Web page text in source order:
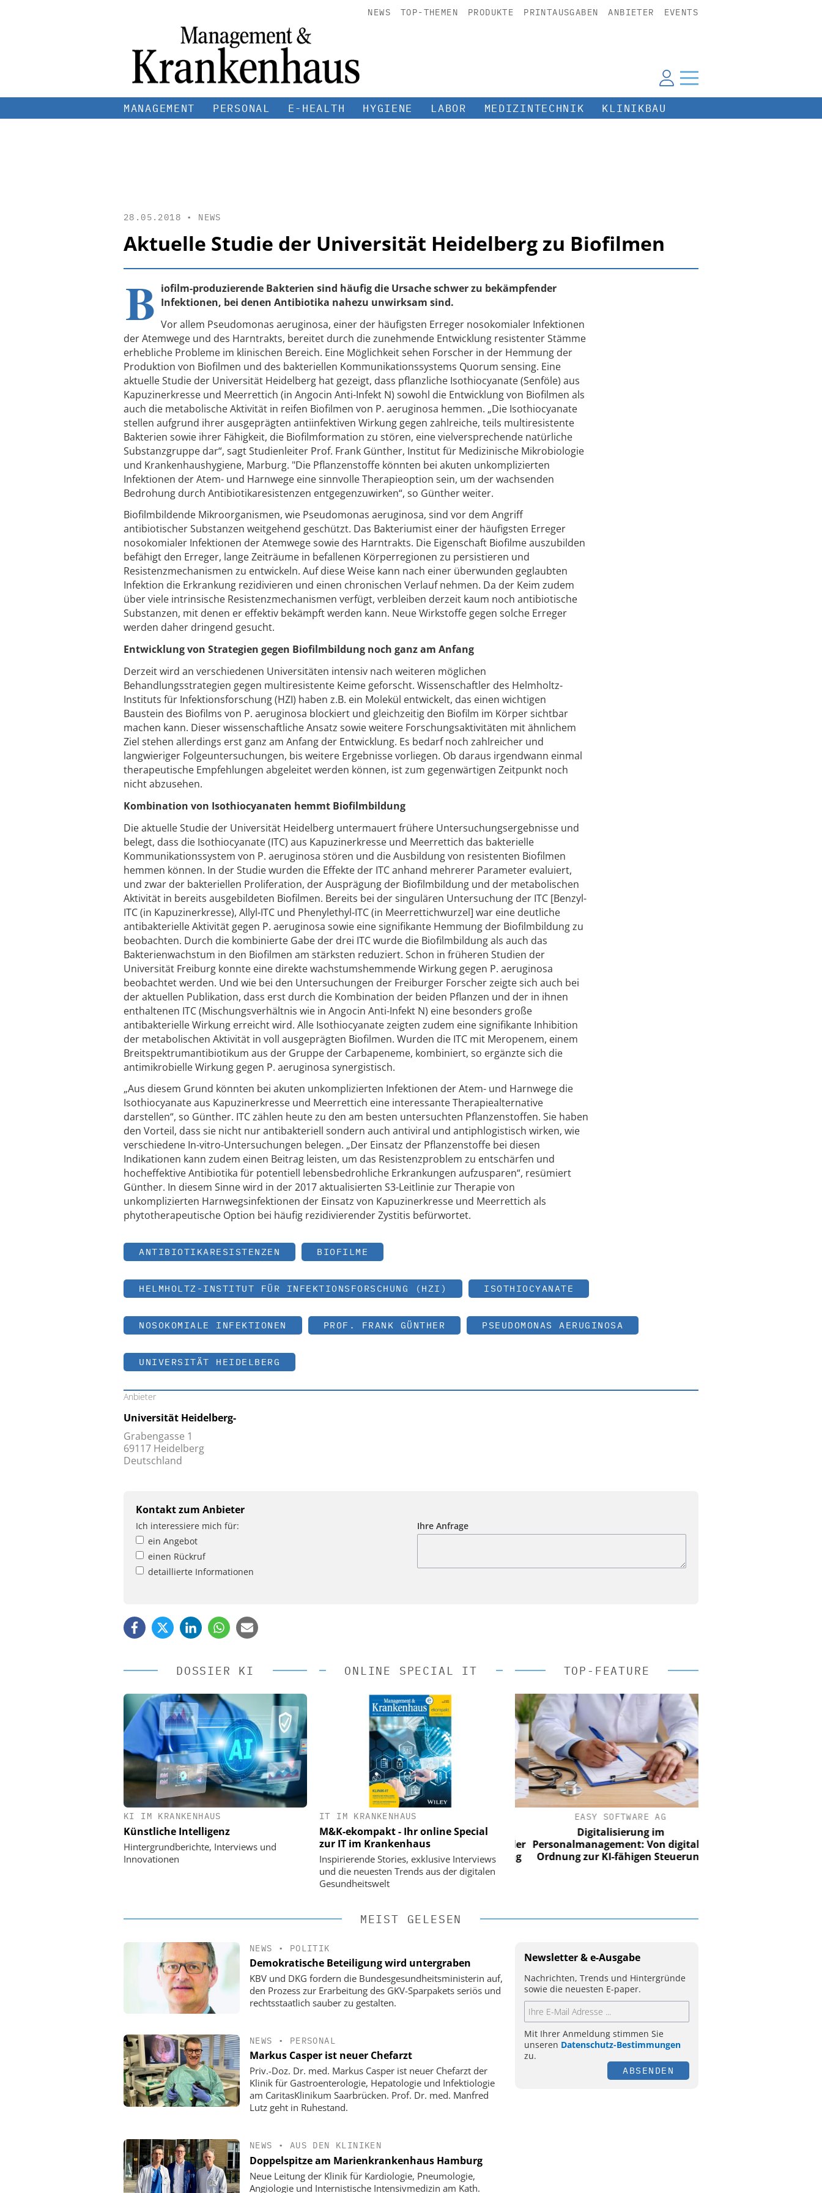
NEWS TOP-THEMEN PRODUKTE PRINTAUSGABEN ANBIETER EVENTS
MANAGEMENT PERSONAL E-HEALTH HYGIENE LABOR MEDIZINTECHNIK KLINIKBAU
28.05.2018 • NEWS
Aktuelle Studie der Universität Heidelberg zu Biofilmen
B iofilm-produzierende Bakterien sind häufig die Ursache schwer zu bekämpfender
Infektionen, bei denen Antibiotika nahezu unwirksam sind.
Vor allem Pseudomonas aeruginosa, einer der häufigsten Erreger nosokomialer Infektionen
der Atemwege und des Harntrakts, bereitet durch die zunehmende Entwicklung resistenter Stämme
erhebliche Probleme im klinischen Bereich. Eine Möglichkeit sehen Forscher in der Hemmung der
Produktion von Biofilmen und des bakteriellen Kommunikationssystems Quorum sensing. Eine
aktuelle Studie der Universität Heidelberg hat gezeigt, dass pflanzliche Isothiocyanate (Senföle) aus
Kapuzinerkresse und Meerrettich (in Angocin Anti-Infekt N) sowohl die Entwicklung von Biofilmen als
auch die metabolische Aktivität in reifen Biofilmen von P. aeruginosa hemmen. „Die Isothiocyanate
stellen aufgrund ihrer ausgeprägten antiinfektiven Wirkung gegen zahlreiche, teils multiresistente
Bakterien sowie ihrer Fähigkeit, die Biofilmformation zu stören, eine vielversprechende natürliche
Substanzgruppe dar“, sagt Studienleiter Prof. Frank Günther, Institut für Medizinische Mikrobiologie
und Krankenhaushygiene, Marburg. "Die Pflanzenstoffe könnten bei akuten unkomplizierten
Infektionen der Atem- und Harnwege eine sinnvolle Therapieoption sein, um der wachsenden
Bedrohung durch Antibiotikaresistenzen entgegenzuwirken“, so Günther weiter.
Biofilmbildende Mikroorganismen, wie Pseudomonas aeruginosa, sind vor dem Angriff
antibiotischer Substanzen weitgehend geschützt. Das Bakteriumist einer der häufigsten Erreger
nosokomialer Infektionen der Atemwege sowie des Harntrakts. Die Eigenschaft Biofilme auszubilden
befähigt den Erreger, lange Zeiträume in befallenen Körperregionen zu persistieren und
Resistenzmechanismen zu entwickeln. Auf diese Weise kann nach einer überwunden geglaubten
Infektion die Erkrankung rezidivieren und einen chronischen Verlauf nehmen. Da der Keim zudem
über viele intrinsische Resistenzmechanismen verfügt, verbleiben derzeit kaum noch antibiotische
Substanzen, mit denen er effektiv bekämpft werden kann. Neue Wirkstoffe gegen solche Erreger
werden daher dringend gesucht.
Entwicklung von Strategien gegen Biofilmbildung noch ganz am Anfang
Derzeit wird an verschiedenen Universitäten intensiv nach weiteren möglichen
Behandlungsstrategien gegen multiresistente Keime geforscht. Wissenschaftler des Helmholtz-
Instituts für Infektionsforschung (HZI) haben z.B. ein Molekül entwickelt, das einen wichtigen
Baustein des Biofilms von P. aeruginosa blockiert und gleichzeitig den Biofilm im Körper sichtbar
machen kann. Dieser wissenschaftliche Ansatz sowie weitere Forschungsaktivitäten mit ähnlichem
Ziel stehen allerdings erst ganz am Anfang der Entwicklung. Es bedarf noch zahlreicher und
langwieriger Folgeuntersuchungen, bis weitere Ergebnisse vorliegen. Ob daraus irgendwann einmal
therapeutische Empfehlungen abgeleitet werden können, ist zum gegenwärtigen Zeitpunkt noch
nicht abzusehen.
Kombination von Isothiocyanaten hemmt Biofilmbildung
Die aktuelle Studie der Universität Heidelberg untermauert frühere Untersuchungsergebnisse und
belegt, dass die Isothiocyanate (ITC) aus Kapuzinerkresse und Meerrettich das bakterielle
Kommunikationssystem von P. aeruginosa stören und die Ausbildung von resistenten Biofilmen
hemmen können. In der Studie wurden die Effekte der ITC anhand mehrerer Parameter evaluiert,
und zwar der bakteriellen Proliferation, der Ausprägung der Biofilmbildung und der metabolischen
Aktivität in bereits ausgebildeten Biofilmen. Bereits bei der singulären Untersuchung der ITC [Benzyl-
ITC (in Kapuzinerkresse), Allyl-ITC und Phenylethyl-ITC (in Meerrettichwurzel] war eine deutliche
antibakterielle Aktivität gegen P. aeruginosa sowie eine signifikante Hemmung der Biofilmbildung zu
beobachten. Durch die kombinierte Gabe der drei ITC wurde die Biofilmbildung als auch das
Bakterienwachstum in den Biofilmen am stärksten reduziert. Schon in früheren Studien der
Universität Freiburg konnte eine direkte wachstumshemmende Wirkung gegen P. aeruginosa
beobachtet werden. Und wie bei den Untersuchungen der Freiburger Forscher zeigte sich auch bei
der aktuellen Publikation, dass erst durch die Kombination der beiden Pflanzen und der in ihnen
enthaltenen ITC (Mischungsverhältnis wie in Angocin Anti-Infekt N) eine besonders große
antibakterielle Wirkung erreicht wird. Alle Isothiocyanate zeigten zudem eine signifikante Inhibition
der metabolischen Aktivität in voll ausgeprägten Biofilmen. Wurden die ITC mit Meropenem, einem
Breitspektrumantibiotikum aus der Gruppe der Carbapeneme, kombiniert, so ergänzte sich die
antimikrobielle Wirkung gegen P. aeruginosa synergistisch.
„Aus diesem Grund könnten bei akuten unkomplizierten Infektionen der Atem- und Harnwege die
Isothiocyanate aus Kapuzinerkresse und Meerrettich eine interessante Therapiealternative
darstellen“, so Günther. ITC zählen heute zu den am besten untersuchten Pflanzenstoffen. Sie haben
den Vorteil, dass sie nicht nur antibakteriell sondern auch antiviral und antiphlogistisch wirken, wie
verschiedene In-vitro-Untersuchungen belegen. „Der Einsatz der Pflanzenstoffe bei diesen
Indikationen kann zudem einen Beitrag leisten, um das Resistenzproblem zu entschärfen und
hocheffektive Antibiotika für potentiell lebensbedrohliche Erkrankungen aufzusparen“, resümiert
Günther. In diesem Sinne wird in der 2017 aktualisierten S3-Leitlinie zur Therapie von
unkomplizierten Harnwegsinfektionen der Einsatz von Kapuzinerkresse und Meerrettich als
phytotherapeutische Option bei häufig rezidivierender Zystitis befürwortet.
ANTIBIOTIKARESISTENZEN BIOFILME
HELMHOLTZ-INSTITUT FÜR INFEKTIONSFORSCHUNG (HZI) ISOTHIOCYANATE
NOSOKOMIALE INFEKTIONEN PROF. FRANK GÜNTHER PSEUDOMONAS AERUGINOSA
UNIVERSITÄT HEIDELBERG
Anbieter
Universität Heidelberg-
Grabengasse 1
69117 Heidelberg
Deutschland
Kontakt zum Anbieter
Ich interessiere mich für:
ein Angebot
einen Rückruf
detaillierte Informationen
Ihre Anfrage
DOSSIER KI
KI IM KRANKENHAUS
Künstliche Intelligenz
Hintergrundberichte, Interviews und
Innovationen
ONLINE SPECIAL IT
IT IM KRANKENHAUS
M&K-ekompakt - Ihr online Special
zur IT im Krankenhaus
Inspirierende Stories, exklusive Interviews
und die neuesten Trends aus der digitalen
Gesundheitswelt
TOP-FEATURE
EASY SOFTWARE AG
Digitalisierung im
Personalmanagement: Von digitaler
Ordnung zur KI-fähigen Steuerung
EASY SOFTWARE AG
Digitalisierung im
Personalmanagement: Von digitaler
Ordnung zur KI-fähigen Steuerung
EASY SOFTWARE AG
Digitalisierung im
Personalmanagement: Von digitaler
Ordnung zur KI-fähigen Steuerung
MEIST GELESEN
NEWS • POLITIK
Demokratische Beteiligung wird untergraben
KBV und DKG fordern die Bundesgesundheitsministerin auf,
den Prozess zur Erarbeitung des GKV-Sparpakets seriös und
rechtsstaatlich sauber zu gestalten.
NEWS • PERSONAL
Markus Casper ist neuer Chefarzt
Priv.-Doz. Dr. med. Markus Casper ist neuer Chefarzt der
Klinik für Gastroenterologie, Hepatologie und Infektiologie
am CaritasKlinikum Saarbrücken. Prof. Dr. med. Manfred
Lutz geht in Ruhestand.
NEWS • AUS DEN KLINIKEN
Doppelspitze am Marienkrankenhaus Hamburg
Neue Leitung der Klinik für Kardiologie, Pneumologie,
Angiologie und Internistische Intensivmedizin am Kath.
Newsletter & e-Ausgabe
Nachrichten, Trends und Hintergründe
sowie die neuesten E-paper.
Mit Ihrer Anmeldung stimmen Sie
unseren Datenschutz-Bestimmungen
zu.
ABSENDEN